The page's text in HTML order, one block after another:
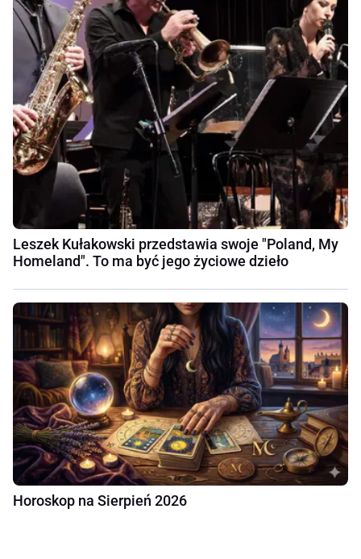
Leszek Kułakowski przedstawia swoje "Poland, My
Homeland". To ma być jego życiowe dzieło
Horoskop na Sierpień 2026